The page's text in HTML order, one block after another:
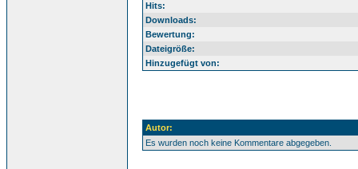
Hits:
Downloads:
Bewertung:
Dateigröße:
Hinzugefügt von:
Autor:
Es wurden noch keine Kommentare abgegeben.